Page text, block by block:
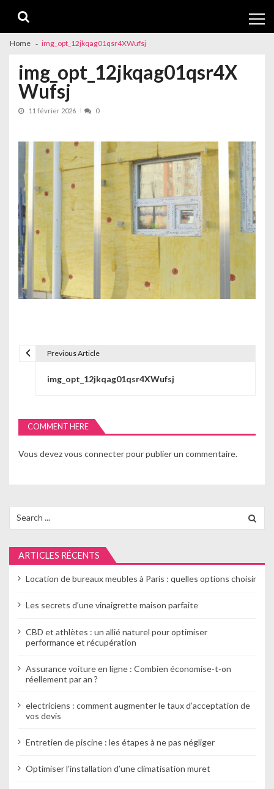
navigation
content
Home img_opt_12jkqag01qsr4XWufsj
img_opt_12jkqag01qsr4X
Wufsj
11 février 2026 0
g
i
n
d
e
l
a
i
Previous Article
img_opt_12jkqag01qsr4XWufsj
COMMENT HERE
Vous devezvous connecterpour publier un commentaire.
for:
ARTICLES RÉCENTS
Location de bureaux meubles à Paris : quelles options choisir
Les secrets d’une vinaigrette maison parfaite
CBD et athlètes : un allié naturel pour optimiser
performance et récupération
Assurance voiture en ligne : Combien économise-t-on
réellement par an ?
electriciens : comment augmenter le taux d’acceptation de
vos devis
Entretien de piscine : les étapes à ne pas négliger
Optimiser l’installation d’une climatisation muret